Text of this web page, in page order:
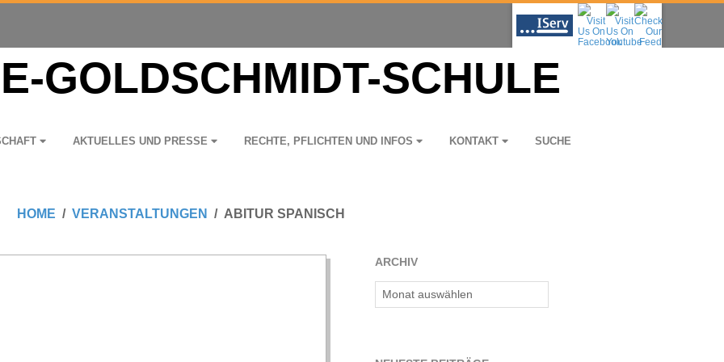
AKTU­EL­LES UND PRESSE RECHTE, PFLICH­TEN UND INFOS KON­TAKT SUCHE
HOME VERANSTALTUNGEN ABITUR SPANISCH
ARCHIV
Archiv